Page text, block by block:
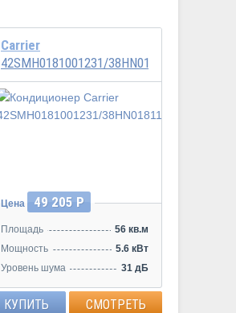
Carrier
42SMH0181001231/38HN0181123A
Цена 49 205 Р
Площадь
56 кв.м
Мощность
5.6 кВт
Уровень шума
31 дБ
КУПИТЬ СМОТРЕТЬ